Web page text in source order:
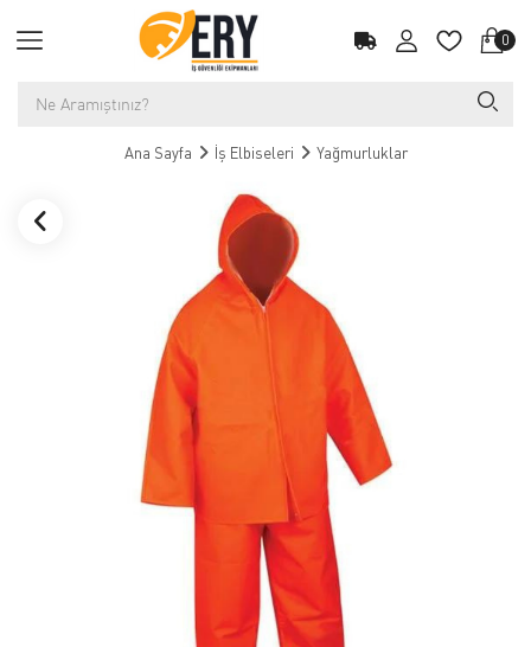
0
Ana Sayfa İş Elbiseleri Yağmurluklar